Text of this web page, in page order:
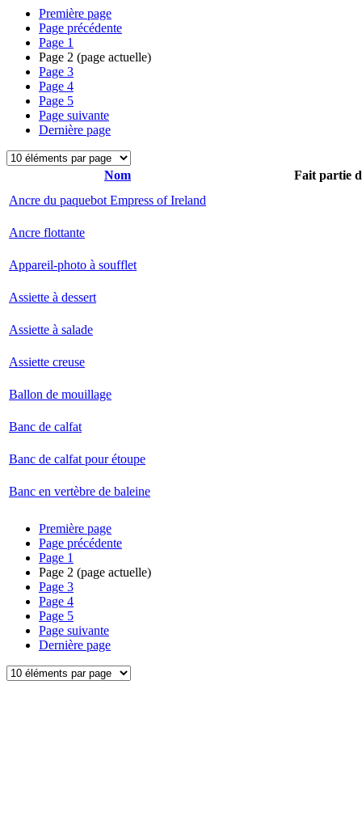
Première page
Page précédente
Page 1
Page 2 (page actuelle)
Page 3
Page 4
Page 5
Page suivante
Dernière page
Nom
Fait partie
Ancre du paquebot Empress of Ireland
Ancre flottante
Appareil-photo à soufflet
Assiette à dessert
Assiette à salade
Assiette creuse
Ballon de mouillage
Banc de calfat
Banc de calfat pour étoupe
Banc en vertèbre de baleine
Première page
Page précédente
Page 1
Page 2 (page actuelle)
Page 3
Page 4
Page 5
Page suivante
Dernière page